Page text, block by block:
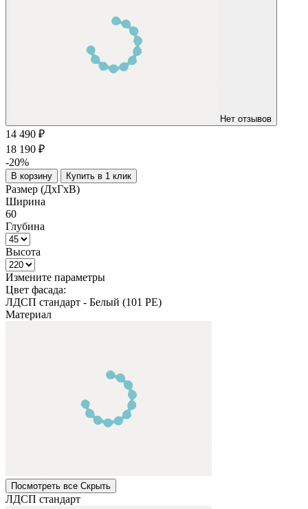
Нет отзывов
14 490 ₽
18 190 ₽
-20%
В корзину Купить в 1 клик
Размер (ДхГхВ)
Ширина
60
Глубина
Высота
Измените параметры
Цвет фасада:
ЛДСП стандарт - Белый (101 PE)
Материал
Посмотреть все Cкрыть
ЛДСП стандарт